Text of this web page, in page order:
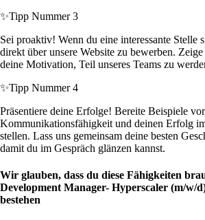
✨Tipp Nummer 3
Sei proaktiv! Wenn du eine interessante Stelle
direkt über unsere Website zu bewerben.
deine Motivation, Teil unseres Teams zu
✨Tipp Nummer 4
Präsentiere deine Erfolge! Bereite Beispiele
Kommunikationsfähigkeit und deinen Erfolg
stellen. Lass uns gemeinsam deine besten
damit du im Gespräch glänzen kannst.
Wir glauben, dass du diese Fähigkeiten
Development Manager- Hyperscaler (m/w/
bestehen